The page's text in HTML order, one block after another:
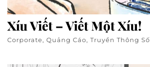
Xíu Viết – Viết Một Xíu!
Corporate, Quảng Cáo, Truyền Thông Số